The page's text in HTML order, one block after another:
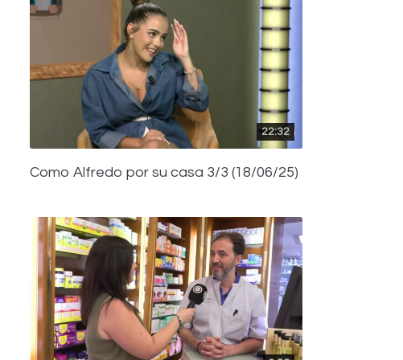
22:32
Como Alfredo por su casa 3/3 (18/06/25)